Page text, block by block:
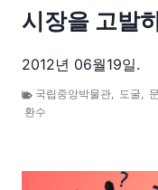
시장을 고발
2012년 06월19일.
국립중앙박물관, 도굴,
환수